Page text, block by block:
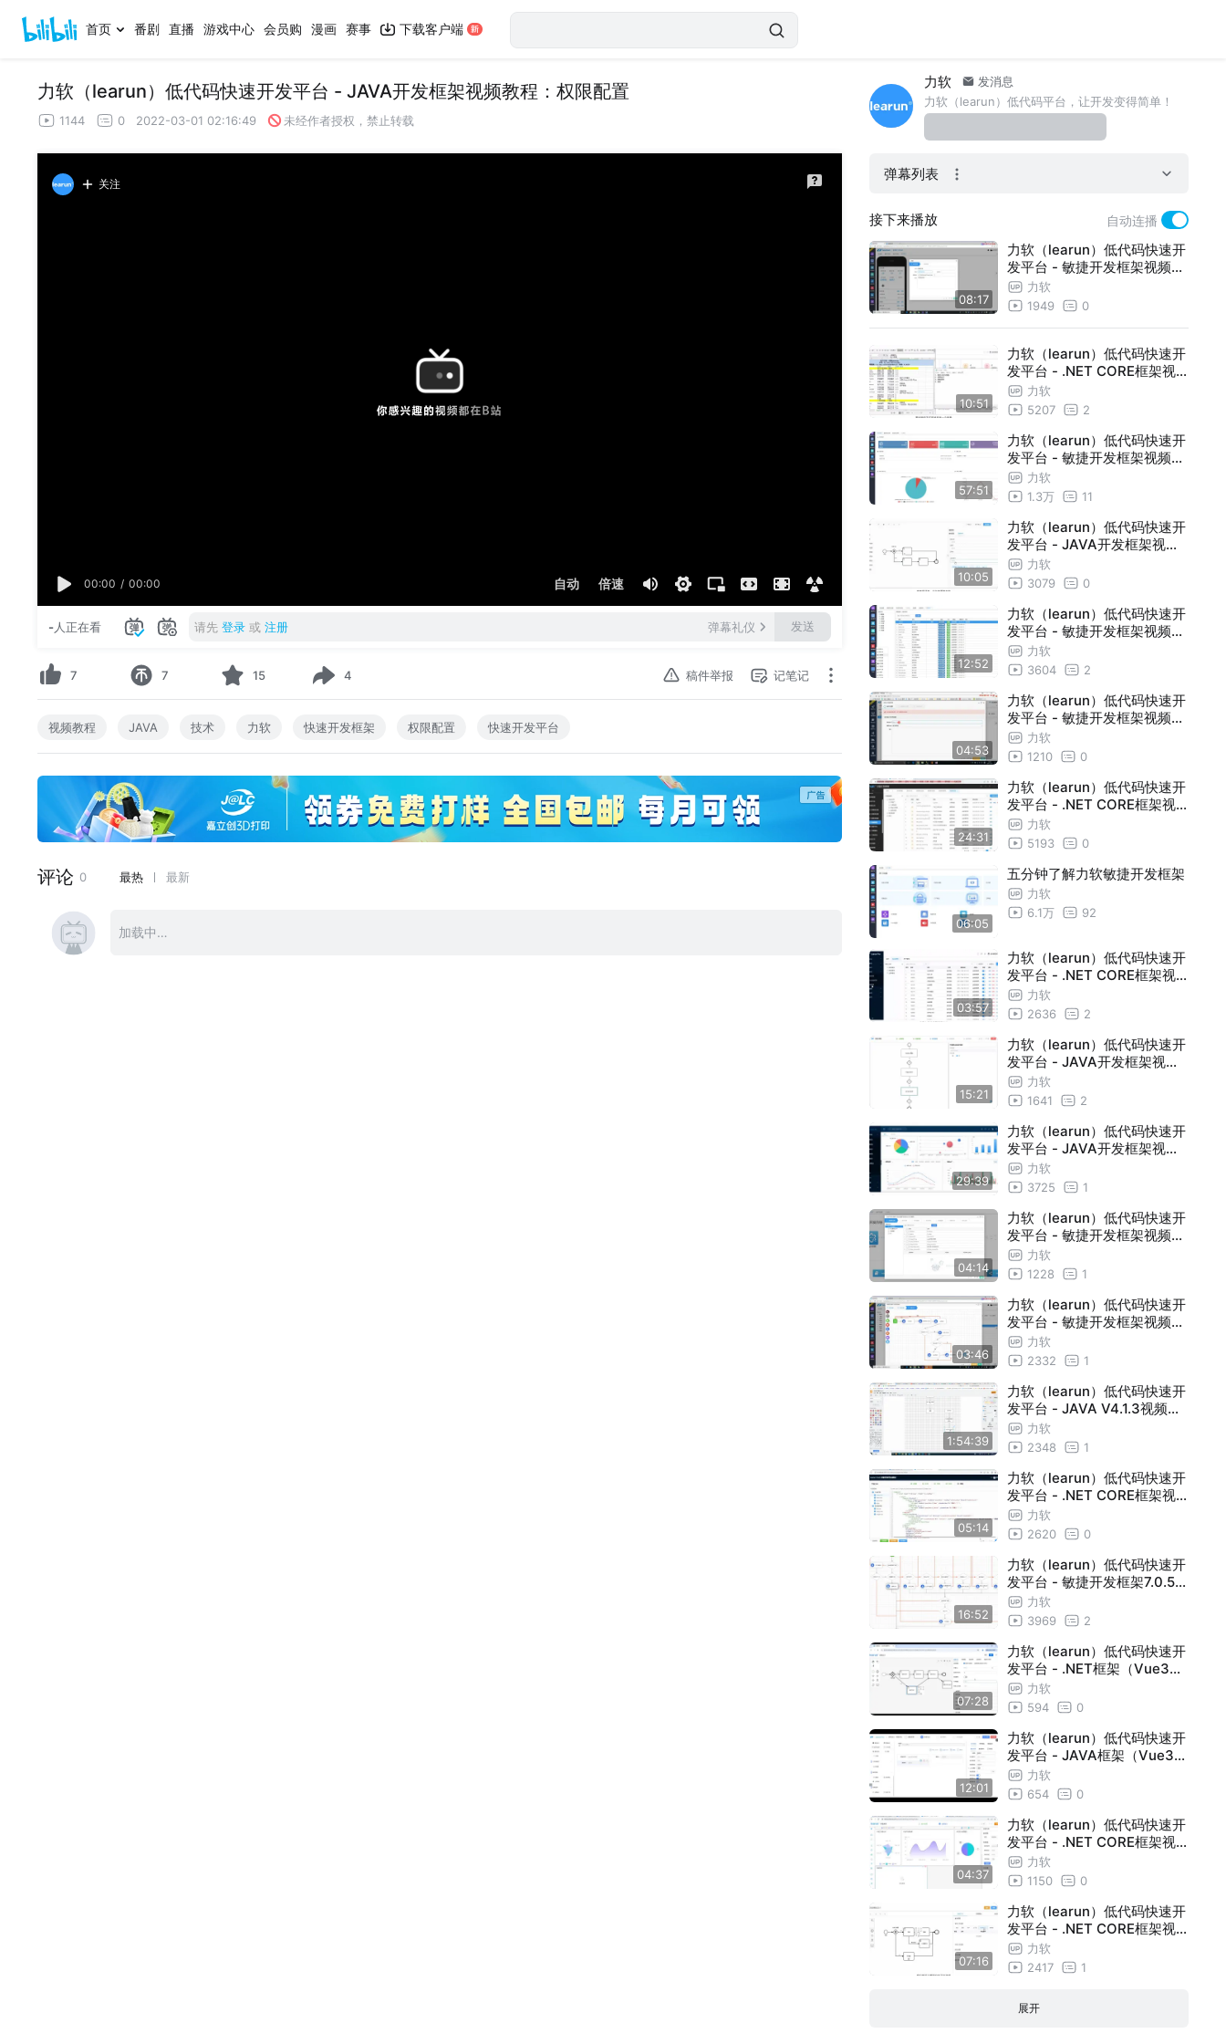
首页 番剧 直播 游戏中心 会员购 漫画 赛事 下载客户端
力软（learun）低代码快速开发平台 - JAVA开发框架视频教程：权限配置
1144 0 2022-03-01 02:16:49 未经作者授权，禁止转载
关注
00:00 / 00:00 自动 倍速
-人正在看 请先 登录 或 注册 弹幕礼仪 发送
7 7 15 4 稿件举报 记笔记
视频教程 JAVA 技术 力软 快速开发框架 权限配置 快速开发平台
力软
发消息
力软（learun）低代码平台，让开发变得简单！
弹幕列表
接下来播放 自动连播
08:17
力软（learun）低代码快速开
发平台 - 敏捷开发框架视频教
程：移动端开发
力软
1949
0
10:51
力软（learun）低代码快速开
发平台 - .NET CORE框架视
频教程：零代码开发表单
力软
5207
2
57:51
力软（learun）低代码快速开
发平台 - 敏捷开发框架视频教
程合集：PC、移动端、代码
生成器、工作流、权限、表单
力软
1.3万
11
10:05
力软（learun）低代码快速开
发平台 - JAVA开发框架视频
教程：工作流
力软
3079
0
12:52
力软（learun）低代码快速开
发平台 - 敏捷开发框架视频教
程：PC端开发
力软
3604
2
04:53
力软（learun）低代码快速开
发平台 - 敏捷开发框架视频教
程：自定义表单示例
力软
1210
0
24:31
力软（learun）低代码快速开
发平台 - .NET CORE框架视
频教程：整体演示
力软
5193
0
06:05
五分钟了解力软敏捷开发框架
力软
6.1万
92
03:57
力软（learun）低代码快速开
发平台 - .NET CORE框架视
频教程：权限配置
力软
2636
2
15:21
力软（learun）低代码快速开
发平台 - JAVA开发框架视频
教程：接口管理功能
力软
1641
2
29:39
力软（learun）低代码快速开
发平台 - JAVA开发框架视频
教程：整体演示
力软
3725
1
04:14
力软（learun）低代码快速开
发平台 - 敏捷开发框架视频教
程：代码生成器-快速开发模
板
力软
1228
1
03:46
力软（learun）低代码快速开
发平台 - 敏捷开发框架视频教
程：工作流
力软
2332
1
1:54:39
力软（learun）低代码快速开
发平台 - JAVA V4.1.3视频合
集（含运维）
力软
2348
1
05:14
力软（learun）低代码快速开
发平台 - .NET CORE框架视
频教程：代码生成器
力软
2620
0
16:52
力软（learun）低代码快速开
发平台 - 敏捷开发框架7.0.5新
特性力软
3969
2
07:28
力软（learun）低代码快速开
发平台 - .NET框架（Vue3）
视频教程：流程设计
力软
594
0
12:01
力软（learun）低代码快速开
发平台 - JAVA框架（Vue3）
视频教程：主从表表单
力软
654
0
04:37
力软（learun）低代码快速开
发平台 - .NET CORE框架视
频教程：桌面设计
力软
1150
0
07:16
力软（learun）低代码快速开
发平台 - .NET CORE框架视
频教程：流程设计
力软
2417
1
展开